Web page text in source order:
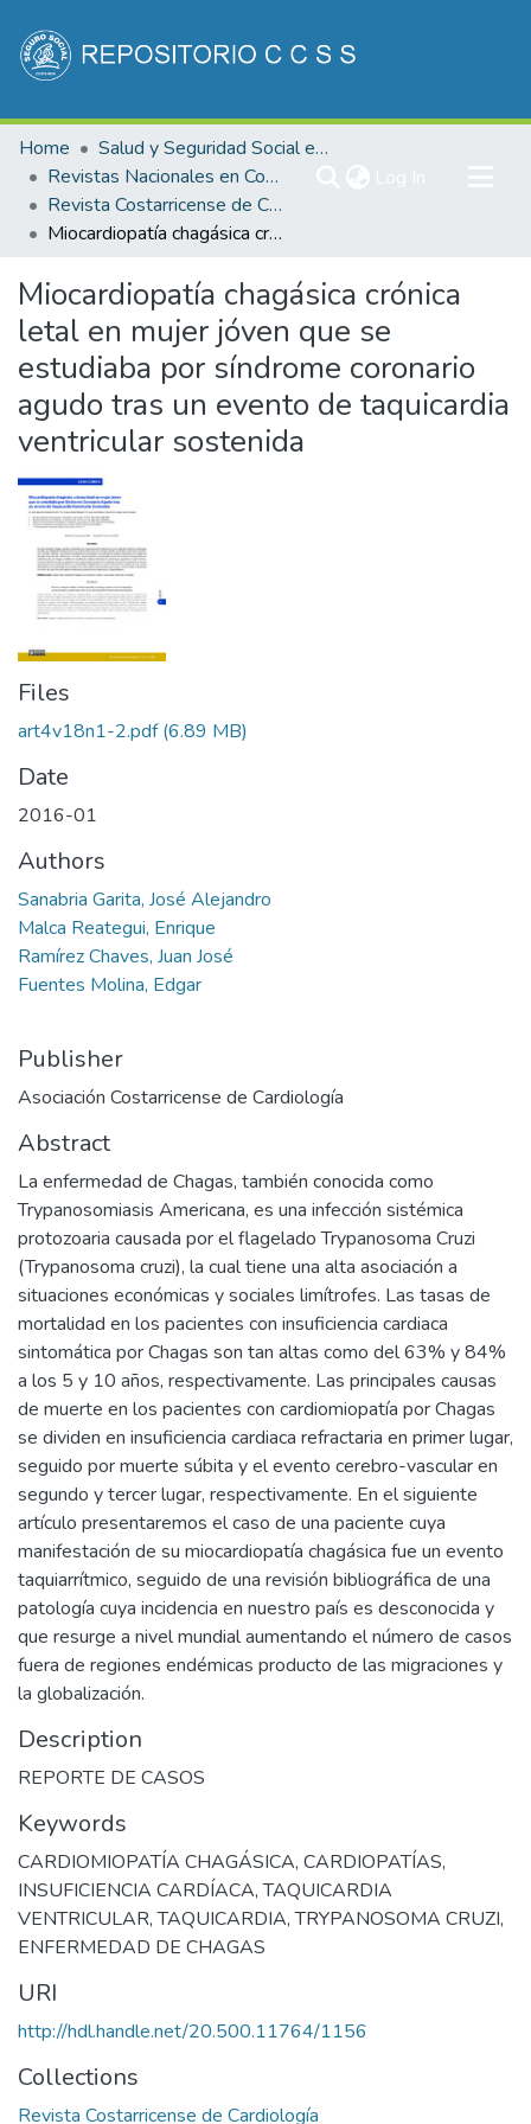
Communities & Collections
All of DSpace
Statistics
Home
Salud y Seguridad Social en Costa Rica
Revistas Nacionales en Costa Rica
Revista Costarricense de Cardiología
Miocardiopatía chagásica crónica letal en mujer jóven que se estudiaba por síndrome coronario agudo tras un evento de taquicardia ventricular sostenida
Miocardiopatía chagásica crónica
letal en mujer jóven que se
estudiaba por síndrome coronario
agudo tras un evento de taquicardia
ventricular sostenida
Files
art4v18n1-2.pdf(6.89 MB)
Date
2016-01
Authors
Sanabria Garita, José Alejandro
Malca Reategui, Enrique
Ramírez Chaves, Juan José
Fuentes Molina, Edgar
Publisher
Asociación Costarricense de Cardiología
Abstract
La enfermedad de Chagas, también conocida como
Trypanosomiasis Americana, es una infección sistémica
protozoaria causada por el flagelado Trypanosoma Cruzi
(Trypanosoma cruzi), la cual tiene una alta asociación a
situaciones económicas y sociales limítrofes. Las tasas de
mortalidad en los pacientes con insuficiencia cardiaca
sintomática por Chagas son tan altas como del 63% y 84%
a los 5 y 10 años, respectivamente. Las principales causas
de muerte en los pacientes con cardiomiopatía por Chagas
se dividen en insuficiencia cardiaca refractaria en primer lugar,
seguido por muerte súbita y el evento cerebro-vascular en
segundo y tercer lugar, respectivamente. En el siguiente
artículo presentaremos el caso de una paciente cuya
manifestación de su miocardiopatía chagásica fue un evento
taquiarrítmico, seguido de una revisión bibliográfica de una
patología cuya incidencia en nuestro país es desconocida y
que resurge a nivel mundial aumentando el número de casos
fuera de regiones endémicas producto de las migraciones y
la globalización.
Description
REPORTE DE CASOS
Keywords
CARDIOMIOPATÍA CHAGÁSICA, CARDIOPATÍAS,
INSUFICIENCIA CARDÍACA,TAQUICARDIA
VENTRICULAR,TAQUICARDIA,TRYPANOSOMA CRUZI,
ENFERMEDAD DE CHAGAS
URI
http://hdl.handle.net/20.500.11764/1156
Collections
Revista Costarricense de Cardiología